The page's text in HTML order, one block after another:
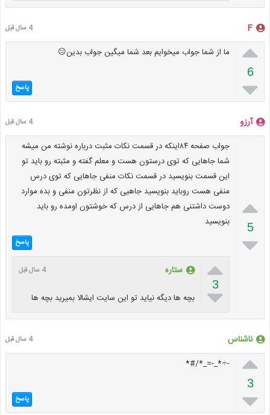
F 4 سال قبل

6

ما از شما جواب میخوایم بعد شما میگین جواب بدین😑
پاسخ
آرزو 4 سال قبل

5

جواب صفحه ۸۴اینکه در قسمت نکات مثبت درباره نوشته من میشه
شما جاهایی که توی درستون هست و معلم گفته و مثبته رو باید تو
این قسمت بنویسید در قسمت نکات منفی جاهایی که توی درس
منفی هست روباید بنویسید جاهیی که از نظرتون منفی و بده موارد
دوست داشتنی هم جاهایی از درس که خوشتون اومده رو باید
بنویسید
پاسخ

3

ستاره 4 سال قبل
بچه ها دیگه نیاید تو این سایت ایشالا بمیرید بچه ها
ناشناس 4 سال قبل

3

-÷*_-=_*/#*
پاسخ